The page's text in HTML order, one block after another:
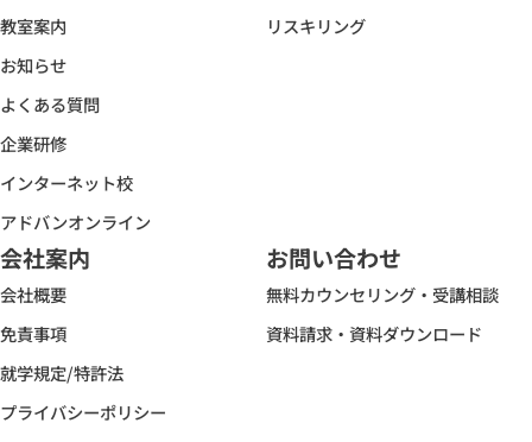
教室案内
お知らせ
よくある質問
企業研修
インターネット校
アドバンオンライン
リスキリング
会社案内
会社概要
免責事項
就学規定/特許法
プライバシーポリシー
お問い合わせ
無料カウンセリング・受講相談
資料請求・資料ダウンロード